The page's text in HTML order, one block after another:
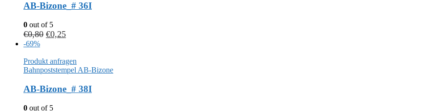
AB-Bizone_# 36I
0 out of 5
€0,80 €0,25
-69%
Produkt anfragen
Bahnpoststempel AB-Bizone
AB-Bizone_# 38I
0 out of 5